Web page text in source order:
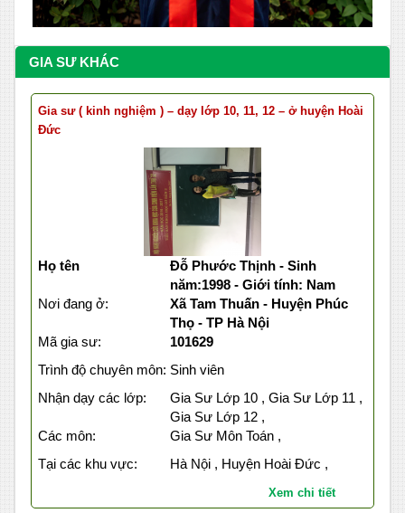
GIA SƯ KHÁC
Gia sư ( kinh nghiệm ) – dạy lớp 10, 11, 12 – ở huyện Hoài
Đức
Họ tên
Đỗ Phước Thịnh - Sinh
năm:1998 - Giới tính: Nam
Nơi đang ở:
Xã Tam Thuấn - Huyện Phúc
Thọ - TP Hà Nội
Mã gia sư:
101629
Trình độ chuyên môn: Sinh viên
Nhận dạy các lớp:
Gia Sư Lớp 10 , Gia Sư Lớp 11 ,
Gia Sư Lớp 12 ,
Các môn:
Gia Sư Môn Toán ,
Tại các khu vực:
Hà Nội , Huyện Hoài Đức ,
Xem chi tiết